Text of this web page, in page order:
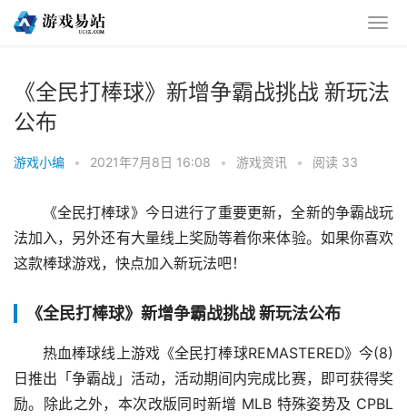
《全民打棒球》新增争霸战挑战 新玩法
公布
游戏小编 • 2021年7月8日 16:08 • 游戏资讯 • 阅读 33
《全民打棒球》今日进行了重要更新，全新的争霸战玩
法加入，另外还有大量线上奖励等着你来体验。如果你喜欢
这款棒球游戏，快点加入新玩法吧！
《全民打棒球》新增争霸战挑战 新玩法公布
热血棒球线上游戏《全民打棒球REMASTERED》今(8)
日推出「争霸战」活动，活动期间内完成比赛，即可获得奖
励。除此之外，本次改版同时新增 MLB 特殊姿势及 CPBL